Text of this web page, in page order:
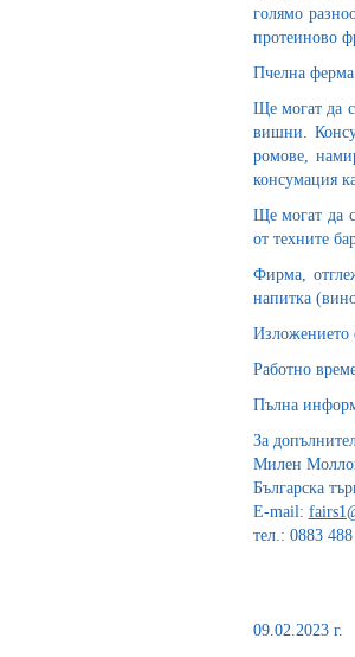
голямо
протеиново
Пчелна ферма
Ще могат да
вишни.
ромове,
консумация
Ще могат да
от техните
Фирма,
напитка
Изложението
Работно
Пълна
За
Милен
Българска
E-mail:
тел.: 0883
09.02.2023 г.